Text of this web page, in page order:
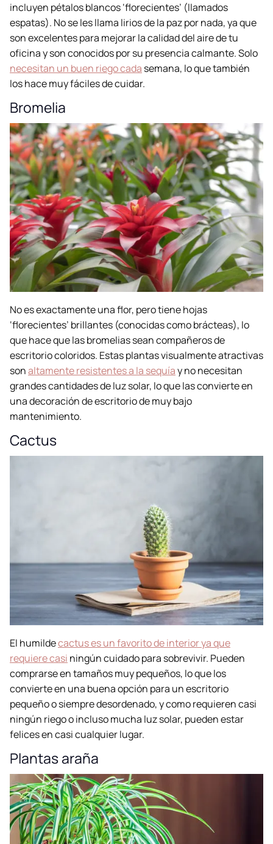
incluyen pétalos blancos ‘florecientes’ (llamados
espatas). No se les llama lirios de la paz por nada, ya que
son excelentes para mejorar la calidad del aire de tu
oficina y son conocidos por su presencia calmante. Solo
necesitan un buen riego cada semana, lo que también
los hace muy fáciles de cuidar.
Bromelia
No es exactamente una flor, pero tiene hojas
‘florecientes’ brillantes (conocidas como brácteas), lo
que hace que las bromelias sean compañeros de
escritorio coloridos. Estas plantas visualmente atractivas
sonaltamente resistentes a la sequíay no necesitan
grandes cantidades de luz solar, lo que las convierte en
una decoración de escritorio de muy bajo
mantenimiento.
Cactus
El humildecactus es un favorito de interior ya que
requiere casi ningún cuidado para sobrevivir. Pueden
comprarse en tamaños muy pequeños, lo que los
convierte en una buena opción para un escritorio
pequeño o siempre desordenado, y como requieren casi
ningún riego o incluso mucha luz solar, pueden estar
felices en casi cualquier lugar.
Plantas araña